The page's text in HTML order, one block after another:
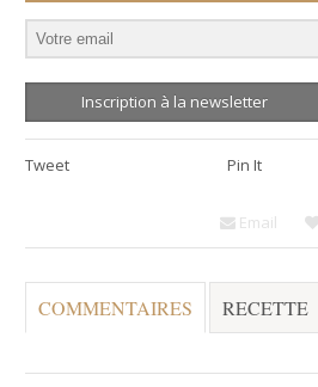
Inscription à la newsletter
Tweet Pin It
Email
COMMENTAIRES RECETTE